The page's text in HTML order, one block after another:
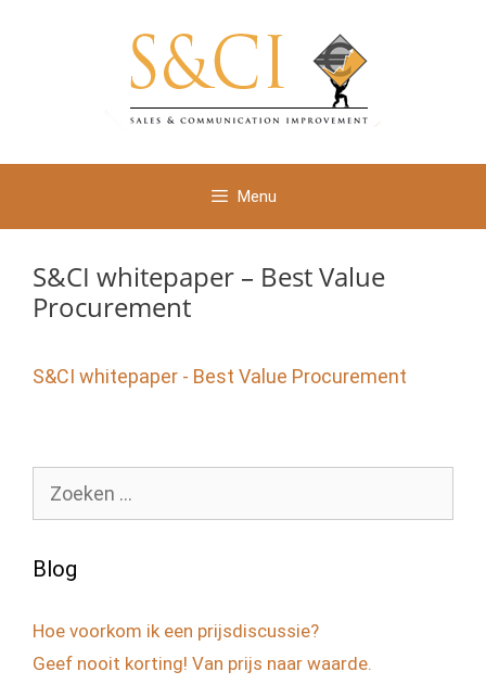
Menu
S&CI whitepaper – Best Value
Procurement
S&CI whitepaper - Best Value Procurement
naar:
Blog
Hoe voorkom ik een prijsdiscussie?
Geef nooit korting! Van prijs naar waarde.